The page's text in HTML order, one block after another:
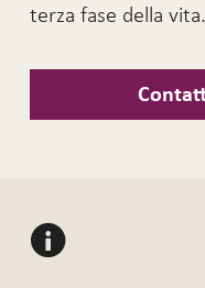
terza fase della vita.